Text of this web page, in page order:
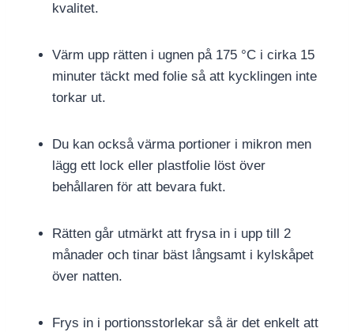
kvalitet.
Värm upp rätten i ugnen på 175 °C i cirka 15
minuter täckt med folie så att kycklingen inte
torkar ut.
Du kan också värma portioner i mikron men
lägg ett lock eller plastfolie löst över
behållaren för att bevara fukt.
Rätten går utmärkt att frysa in i upp till 2
månader och tinar bäst långsamt i kylskåpet
över natten.
Frys in i portionsstorlekar så är det enkelt att